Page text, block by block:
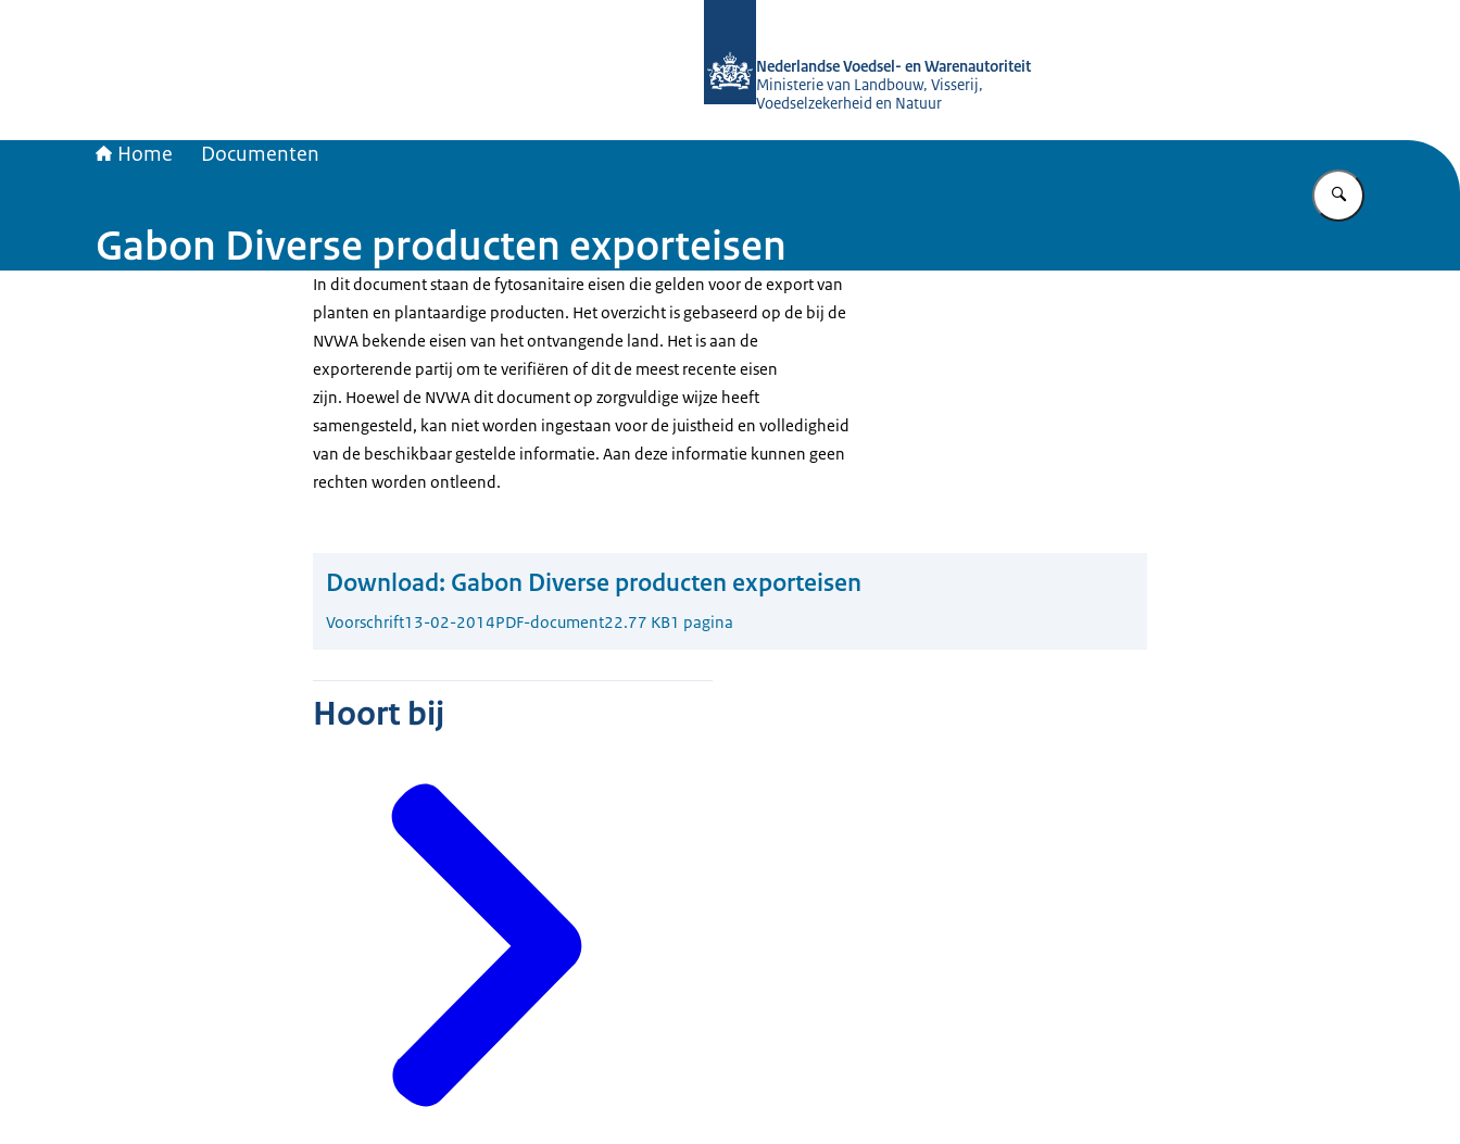
Nederlandse Voedsel- en Warenautoriteit
Ministerie van Landbouw, Visserij,
Voedselzekerheid en Natuur
Home Documenten
Vul in wat u
Gabon Diverse producten exporteisen
In dit document staan de fytosanitaire eisen die gelden voor de export van
planten en plantaardige producten. Het overzicht is gebaseerd op de bij de
NVWA bekende eisen van het ontvangende land. Het is aan de
exporterende partij om te verifiëren of dit de meest recente eisen
zijn. Hoewel de NVWA dit document op zorgvuldige wijze heeft
samengesteld, kan niet worden ingestaan voor de juistheid en volledigheid
van de beschikbaar gestelde informatie. Aan deze informatie kunnen geen
rechten worden ontleend.
Download: Gabon Diverse producten exporteisen
Voorschrift13-02-2014PDF-document22.77 KB1 pagina
Hoort bij